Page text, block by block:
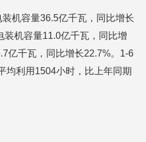
机容量36.5亿千瓦，同比增长
装机容量11.0亿千瓦，同比增
亿千瓦，同比增长22.7%。1-6
均利用1504小时，比上年同期